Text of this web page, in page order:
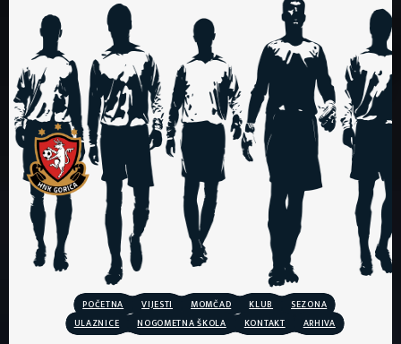
POČETNA VIJESTI MOMČAD KLUB
SEZONA
ULAZNICE
NOGOMETNA ŠKOLA KONTAKT ARHIVA